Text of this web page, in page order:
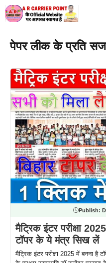
Skip
to
पेपर लीक के प्रति
Publish:
मैट्रिक इंटर परीक्षा
टॉपर के ये मंत्र सिख लें
मैट्रिक इंटर परीक्षा 2025 में बनना है